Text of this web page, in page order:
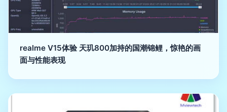
realme V15体验 天玑800加持的国潮锦鲤，惊艳的画
面与性能表现